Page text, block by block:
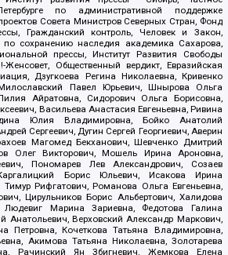
по административной поддержке
Совета Министров Северных Стран, Фонд
Гражданский контроль, Человек и Закон,
сохранению наследия академика Сахарова,
прессы, Институт Развития Свободы
Общественный вердикт, Евразийская
Дзугкоева Регина Николаевна, Кривенко
Павел Юрьевич, Шнырова Ольга
Айратовна, Сидорович Ольга Борисовна,
Васильева Анастасия Евгеньевна, Ривина
Юлия Владимировна, Бойко Анатолий
Сергеевич, Дугин Сергей Георгиевич, Аверин
Магомед Бекханович, Шевченко Дмитрий
Олег Викторович, Мошель Ирина Ароновна,
Пономарев Лев Александрович, Созаев
Борис Юльевич, Исакова Ирина
Рифгатович, Романова Ольга Евгеньевна,
Цирульников Борис Альбертович, Халидова
Марина Зариевна, Федотова Галина
Анатольевич, Верховский Александр Маркович,
Петровна, Кочеткова Татьяна Владимировна,
Акимова Татьяна Николаевна, Золотарева
Рачинский Ян Збигневич, Жемкова Елена